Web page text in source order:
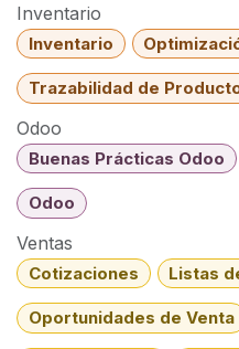
Inventario
Inventario
Trazabilidad de
Odoo
Buenas Prácticas Odoo
Odoo
Ventas
Cotizaciones Listas
Oportunidades de Venta